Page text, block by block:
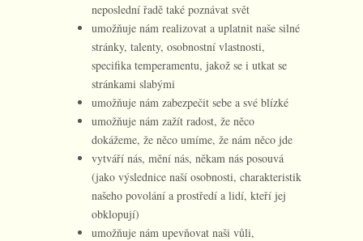
neposlední řadě také poznávat svět
umožňuje nám realizovat a uplatnit naše silné
stránky, talenty, osobnostní vlastnosti,
specifika temperamentu, jakož se i utkat se
stránkami slabými
umožňuje nám zabezpečit sebe a své blízké
umožňuje nám zažít radost, že něco
dokážeme, že něco umíme, že nám něco jde
vytváří nás, mění nás, někam nás posouvá
(jako výslednice naší osobnosti, charakteristik
našeho povolání a prostředí a lidí, kteří jej
obklopují)
umožňuje nám upevňovat naši vůli,